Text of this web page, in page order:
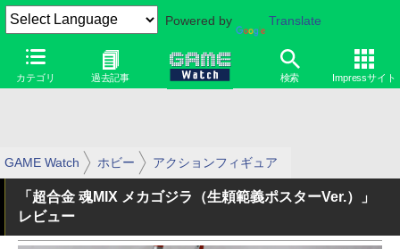
Powered by Translate
カテゴリ 過去記事 検索 Impressサイト
GAME Watch ホビー アクションフィギュア
「超合金 魂MIX メカゴジラ（生頼範義ポスターVer.）」
レビュー